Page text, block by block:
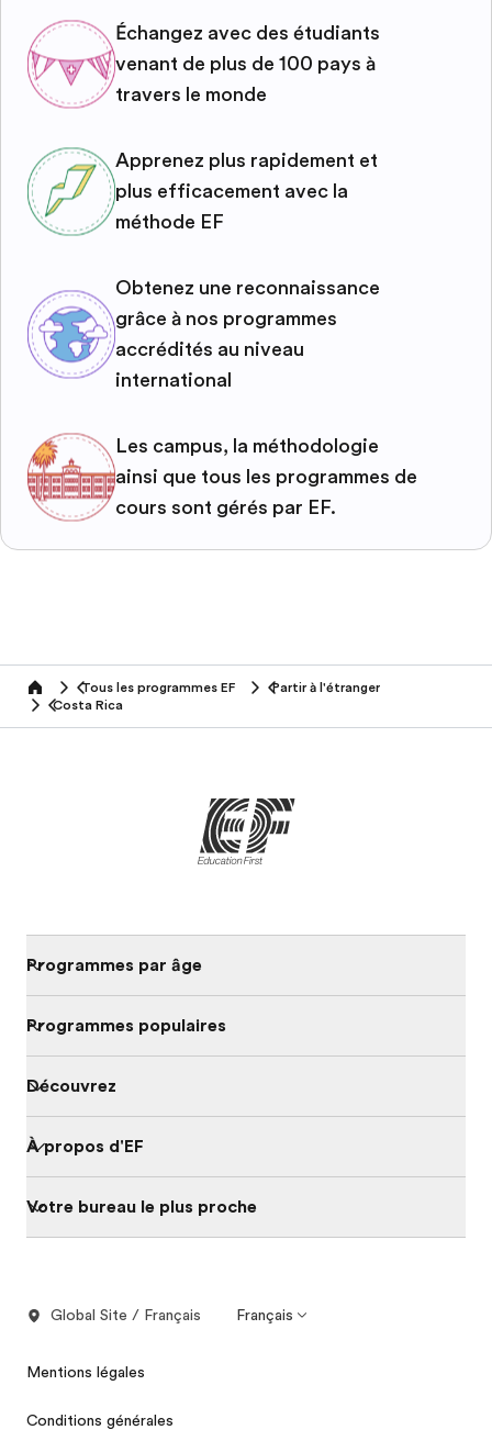
Échangez avec des étudiants
venant de plus de 100 pays à
travers le monde
Apprenez plus rapidement et
plus efficacement avec la
méthode EF
Obtenez une reconnaissance
grâce à nos programmes
accrédités au niveau
international
Les campus, la méthodologie
ainsi que tous les programmes de
cours sont gérés par EF.
home Tous les programmes EF
Partir à l'étranger
Costa Rica
Programmes par âge
Programmes populaires
Découvrez
À propos d'EF
Votre bureau le plus proche
Global Site / Français Français
Mentions légales
Conditions générales